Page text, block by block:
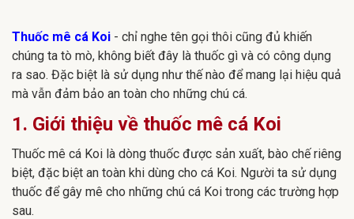
Thuốc mê cá Koi - chỉ nghe tên gọi thôi cũng đủ khiến
chúng ta tò mò, không biết đây là thuốc gì và có công dụng
ra sao. Đặc biệt là sử dụng như thế nào để mang lại hiệu quả
mà vẫn đảm bảo an toàn cho những chú cá.
1. Giới thiệu về thuốc mê cá Koi
Thuốc mê cá Koi là dòng thuốc được sản xuất, bào chế riêng
biệt, đặc biệt an toàn khi dùng cho cá Koi. Người ta sử dụng
thuốc để gây mê cho những chú cá Koi trong các trường hợp
sau.